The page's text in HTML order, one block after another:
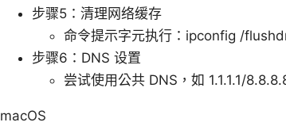
步骤5：清理网络缓存
命令提示字元执行：ipconfig /
步骤6：DNS 设置
尝试使用公共 DNS，如 1.1.1.1/
macOS